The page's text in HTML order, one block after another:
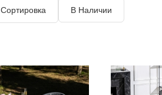
Сортировка В Наличии